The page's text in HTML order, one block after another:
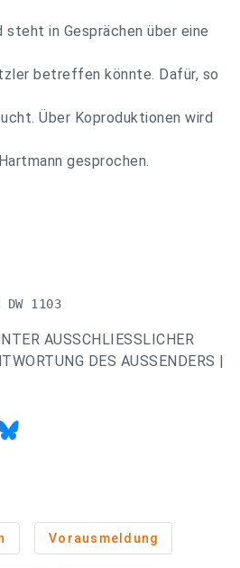
steht in Gesprächen über eine
betreffen könnte. Dafür, so
Über Koproduktionen wird
gesprochen.
DW 1103
AUSSCHLIESSLICHER
DES AUSSENDERS |
Vorausmeldung